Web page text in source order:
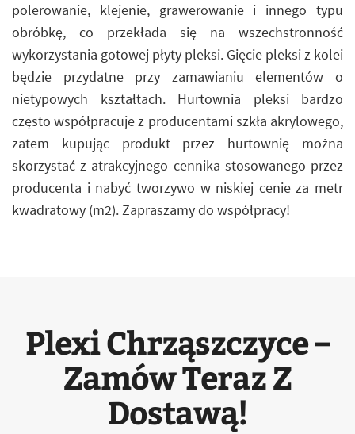
polerowanie, klejenie, grawerowanie i innego typu
obróbkę, co przekłada się na wszechstronność
wykorzystania gotowej płyty pleksi. Gięcie pleksi z kolei
będzie przydatne przy zamawianiu elementów o
nietypowych kształtach. Hurtownia pleksi bardzo
często współpracuje z producentami szkła akrylowego,
zatem kupując produkt przez hurtownię można
skorzystać z atrakcyjnego cennika stosowanego przez
producenta i nabyć tworzywo w niskiej cenie za metr
kwadratowy (m2). Zapraszamy do współpracy!
Plexi Chrząszczyce –
Zamów Teraz Z
Dostawą!